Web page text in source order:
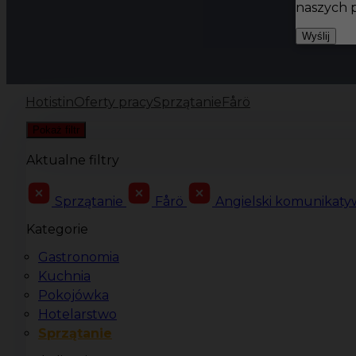
HotistinOferty pracySprzątanie Fårö
Pokaż filtr
Aktualne filtry
Sprzątanie Fårö
Angielski
Kategorie
Gastronomia
Kuchnia
Pokojówka
Hotelarstwo
Sprzątanie
naszych
Wyślij